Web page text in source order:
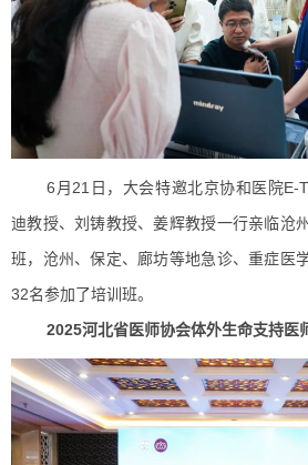
6月21日，大会特邀北京协和医院E-
迪教授、刘铸教授、姜辉教授一行亲临沧
班，沧州、保定、廊坊等地急诊、重症医
32名参加了培训班。
2025河北省医师协会体外生命支持医